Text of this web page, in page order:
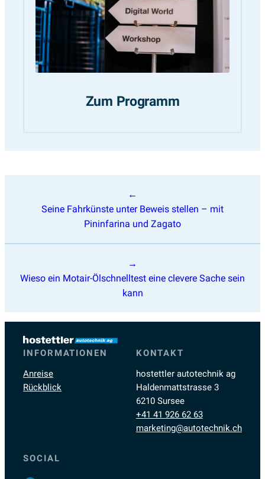
Zum Programm
Seine Fahrkünste unter Beweis stellen – mit
Pininfarina und Zagato
Wieso ein Motair-Ölschnelltest eine clevere Sache sein
kann
INFORMATIONEN
Anreise
Rückblick
KONTAKT
hostettler autotechnik ag
Haldenmattstrasse 3
6210 Sursee
+41 41 926 62 63
marketing@autotechnik.ch
SOCIAL